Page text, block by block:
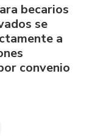
becarios
se
a
convenio